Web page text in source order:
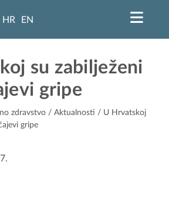
HR EN
su zabilježeni
gripe
zdravstvo / Aktualnosti / U Hrvatskoj
gripe